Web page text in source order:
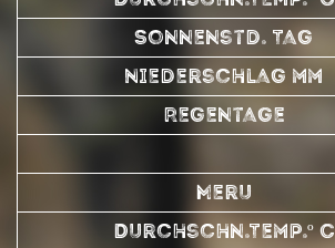
Sonnenstd. Tag
Niederschlag mm
Regentage
Meru
Durchschn.Temp.º C